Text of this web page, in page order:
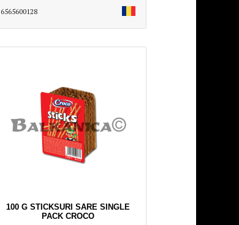
6565600128
100 G STICKSURI SARE SINGLE
PACK CROCO